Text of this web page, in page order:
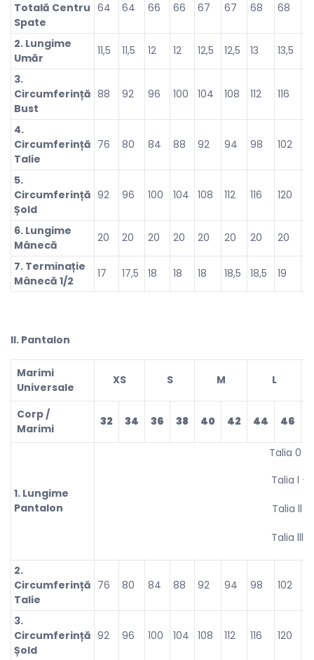
Totală Centru
Spate
64 64 66 66 67 67 68 68
2. Lungime
Umăr
11,5 11,5 12 12 12,5 12,5 13 13,5
3.
Circumferință
Bust
88 92 96 100 104 108 112 116
4.
Circumferință
Talie
76 80 84 88 92 94 98 102
5.
Circumferință
Șold
92 96 100 104 108 112 116 120
6. Lungime
Mânecă
20 20 20 20 20 20 20 20
7. Terminație
Mânecă 1/2
17 17,5 18 18 18 18,5 18,5 19
ll. Pantalon
Marimi
Universale
XS S M L
Corp /
Marimi
32 34 36 38 40 42 44 46
1. Lungime
Pantalon
Talia 0 –
Talia l –
Talia ll
Talia lll
2.
Circumferință
Talie
76 80 84 88 92 94 98 102
3.
Circumferință
Șold
92 96 100 104 108 112 116 120